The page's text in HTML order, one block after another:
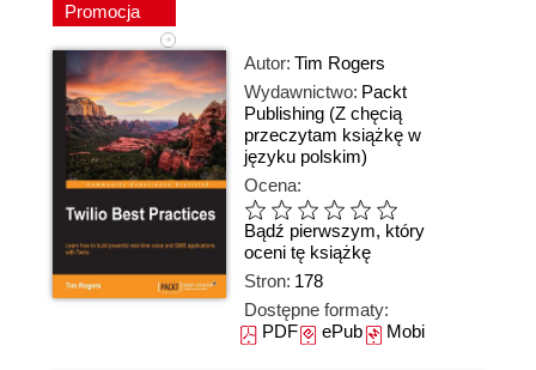
Promocja
Autor: Tim Rogers
Wydawnictwo: Packt
Publishing (Z chęcią
przeczytam książkę w
języku polskim)
Ocena:
Bądź pierwszym, który
oceni tę książkę
Stron: 178
Dostępne formaty:
PDFePubMobi